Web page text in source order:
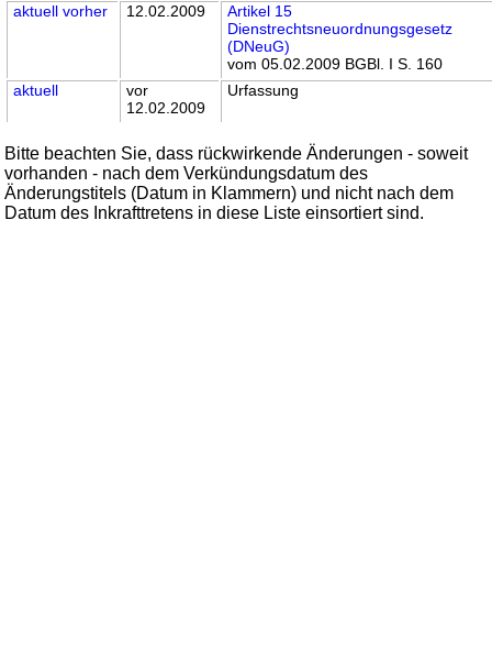
aktuell vorher 12.02.2009
Artikel 15
Dienstrechtsneuordnungsgesetz
(DNeuG)
vom 05.02.2009 BGBl. I S. 160
aktuell
vor
12.02.2009
Urfassung
Bitte beachten Sie, dass rückwirkende Änderungen - soweit
vorhanden - nach dem Verkündungsdatum des
Änderungstitels (Datum in Klammern) und nicht nach dem
Datum des Inkrafttretens in diese Liste einsortiert sind.